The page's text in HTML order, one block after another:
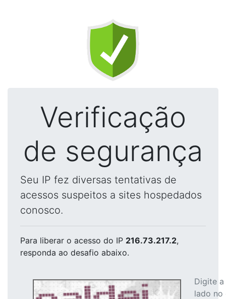
Verificação
de segurança
Seu IP fez diversas tentativas de
acessos suspeitos a sites hospedados
conosco.
Para liberar o acesso do IP 216.73.217.2,
responda ao desafio abaixo.
Digite
lado no